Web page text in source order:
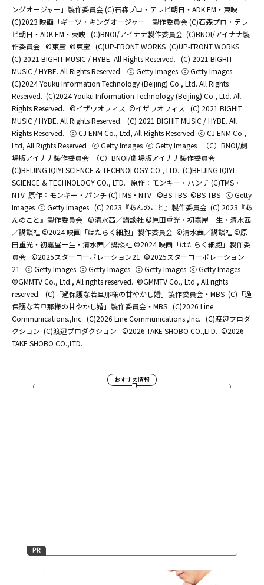
ングオージャー」製作委員会 (C)石森プロ・テレビ朝日・ADK EM・東映
(C)2023 映画「ギーツ・キングオージャー」製作委員会 (C)石森プロ・テレ
ビ朝日・ADK EM・東映 (C)BNOI/アイナナ製作委員会 (C)BNOI/アイナナ製
作委員会 ©東宝 ©東宝 (C)UP-FRONT WORKS (C)UP-FRONT WORKS
(C) 2021 BIGHIT MUSIC / HYBE. All Rights Reserved. (C) 2021 BIGHIT
MUSIC / HYBE. All Rights Reserved. ⓒ Getty Images ⓒ Getty Images
(C)2024 Youku Information Technology (Beijing) Co., Ltd. All Rights
Reserved. (C)2024 Youku Information Technology (Beijing) Co., Ltd. All
Rights Reserved. ©イザワオフィス ©イザワオフィス
(C) 2021 BIGHIT
MUSIC / HYBE. All Rights Reserved. (C) 2021 BIGHIT MUSIC / HYBE. All
Rights Reserved. ⓒ CJ ENM Co., Ltd, All Rights Reserved ⓒ CJ ENM Co.,
Ltd, All Rights Reserved ⓒ Getty Images ⓒ Getty Images
（C）BNOI/劇
場版アイナナ製作委員会
（C）BNOI/劇場版アイナナ製作委員会
(C)BEIJING IQIYI SCIENCE & TECHNOLOGY CO., LTD. (C)BEIJING IQIYI
SCIENCE & TECHNOLOGY CO., LTD.
原作：モンキー・パンチ (C)TMS・
NTV 原作：モンキー・パンチ (C)TMS・NTV ©BS-TBS ©BS-TBS ⓒ Getty
Images ⓒ Getty Images (C) 2023『あんのこと』製作委員会 (C) 2023『あ
んのこと』製作委員会 ©清水茜／講談社 ©原田重光・初嘉屋一生・清水茜
／講談社 ©2024 映画「はたらく細胞」製作委員会 ©清水茜／講談社 ©原
田重光・初嘉屋一生・清水茜／講談社 ©2024 映画「はたらく細胞」製作委
員会 ©2025スターコーポレーション21 ©2025スターコーポレーション
21
ⓒ Getty Images ⓒ Getty Images ⓒ Getty Images ⓒ Getty Images
©GMMTV Co., Ltd., All rights reserved. ©GMMTV Co., Ltd., All rights
reserved. (C)「過保護な若旦那様の甘やかし婚」製作委員会・MBS (C)「過
保護な若旦那様の甘やかし婚」製作委員会・MBS (C)2026 Line
Communications.,Inc. (C)2026 Line Communications.,Inc. (C)渡辺プロダ
クション (C)渡辺プロダクション ©2026 TAKE SHOBO CO.,LTD. ©2026
TAKE SHOBO CO.,LTD.
おすすめ情報